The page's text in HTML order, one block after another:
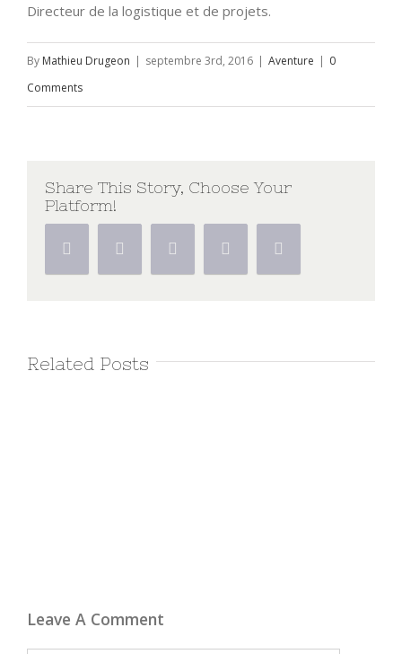
Directeur de la logistique et de projets.
By Mathieu Drugeon | septembre 3rd, 2016 | Aventure | 0
Comments
Share This Story, Choose Your
Platform!
Related Posts
Leave A Comment